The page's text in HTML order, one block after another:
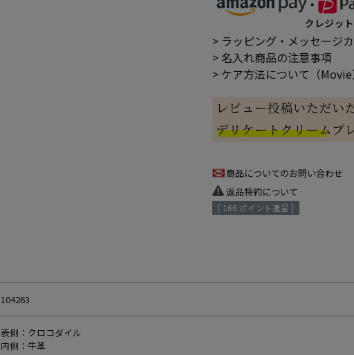
> ラッピング・メッセージ
> 名入れ商品の注意事項
> ケア方法について（Movie
商品についてのお問い合わせ
返品特約について
[ 166 ポイント進呈 ]
104263
表側：クロコダイル
内側：牛革